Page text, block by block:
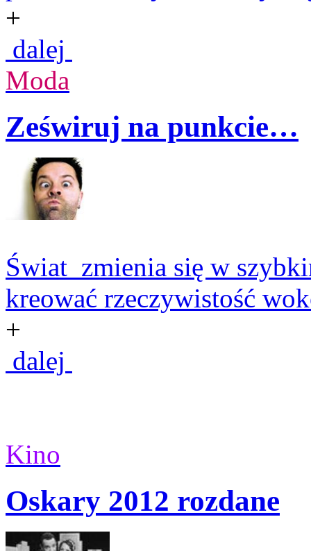
+
dalej
Moda
Zeświruj na punkcie…
Świat zmienia się w
kreować rzeczywistość
+
dalej
Kino
Oskary 2012 rozdane